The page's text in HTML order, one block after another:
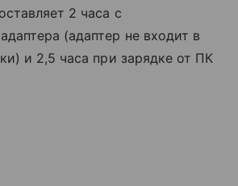
2 часа с
(адаптер не входит в
и 2,5 часа при зарядке от ПК